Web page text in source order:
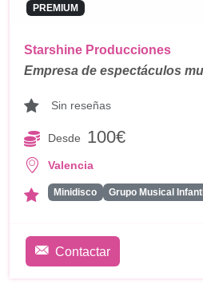
PREMIUM
Starshine Producciones
Empresa de espectáculos
Sin reseñas
Desde 100€
Valencia
Minidisco Grupo Musical
Contactar